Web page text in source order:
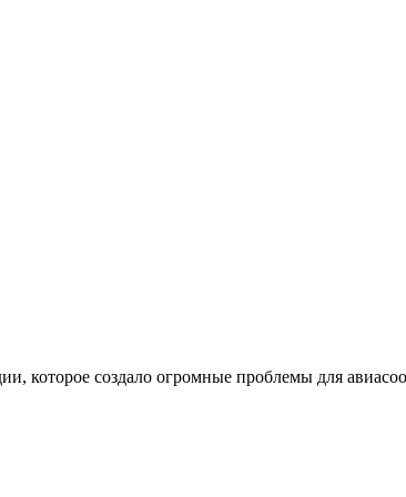
которое создало огромные проблемы для